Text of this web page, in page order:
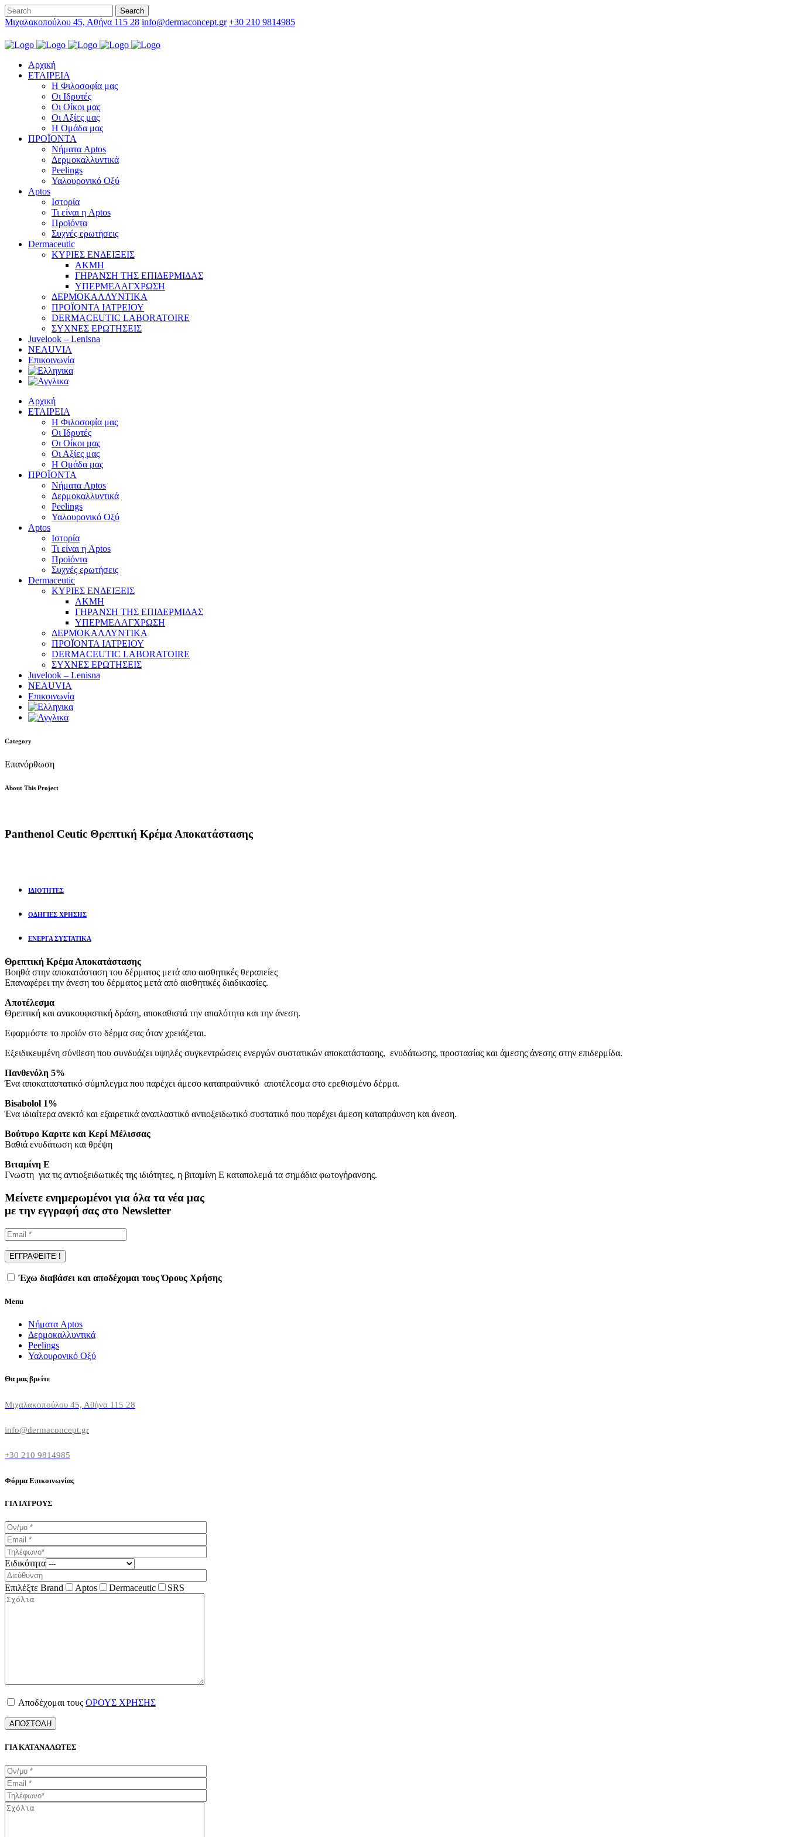
Μιχαλακοπούλου 45, Αθήνα 115 28 info@dermaconcept.gr +30 210 9814985
Αρχική
ΕΤΑΙΡΕΙΑ
Η Φιλοσοφία μας
Οι Ιδρυτές
Οι Οίκοι μας
Οι Αξίες μας
Η Ομάδα μας
ΠΡΟΪΟΝΤΑ
Νήματα Aptos
Δερμοκαλλυντικά
Peelings
Υαλουρονικό Οξύ
Aptos
Ιστορία
Τι είναι η Aptos
Προϊόντα
Συχνές ερωτήσεις
Dermaceutic
ΚΥΡΙΕΣ ΕΝΔΕΙΞΕΙΣ
ΑΚΜΗ
ΓΗΡΑΝΣΗ ΤΗΣ ΕΠΙΔΕΡΜΙΔΑΣ
ΥΠΕΡΜΕΛΑΓΧΡΩΣΗ
ΔΕΡΜΟΚΑΛΛΥΝΤΙΚΑ
ΠΡΟΪΟΝΤΑ ΙΑΤΡΕΙΟΥ
DERMACEUTIC LABORATOIRE
ΣΥΧΝΕΣ ΕΡΩΤΗΣΕΙΣ
Juvelook – Lenisna
NEAUVIA
Επικοινωνία
Αρχική
ΕΤΑΙΡΕΙΑ
Η Φιλοσοφία μας
Οι Ιδρυτές
Οι Οίκοι μας
Οι Αξίες μας
Η Ομάδα μας
ΠΡΟΪΟΝΤΑ
Νήματα Aptos
Δερμοκαλλυντικά
Peelings
Υαλουρονικό Οξύ
Aptos
Ιστορία
Τι είναι η Aptos
Προϊόντα
Συχνές ερωτήσεις
Dermaceutic
ΚΥΡΙΕΣ ΕΝΔΕΙΞΕΙΣ
ΑΚΜΗ
ΓΗΡΑΝΣΗ ΤΗΣ ΕΠΙΔΕΡΜΙΔΑΣ
ΥΠΕΡΜΕΛΑΓΧΡΩΣΗ
ΔΕΡΜΟΚΑΛΛΥΝΤΙΚΑ
ΠΡΟΪΟΝΤΑ ΙΑΤΡΕΙΟΥ
DERMACEUTIC LABORATOIRE
ΣΥΧΝΕΣ ΕΡΩΤΗΣΕΙΣ
Juvelook – Lenisna
NEAUVIA
Επικοινωνία
Category
Επανόρθωση
About This Project
Panthenol Ceutic Θρεπτική Κρέμα Αποκατάστασης
ΙΔΙΟΤΗΤΕΣ
ΟΔΗΓΙΕΣ ΧΡΗΣΗΣ
ΕΝΕΡΓΑ ΣΥΣΤΑΤΙΚΑ
Θρεπτική Κρέμα Αποκατάστασης
Βοηθά στην αποκατάσταση του δέρματος μετά απο αισθητικές θεραπείες
Επαναφέρει την άνεση του δέρματος μετά από αισθητικές διαδικασίες.
Αποτέλεσμα
Θρεπτική και ανακουφιστική δράση, αποκαθιστά την απαλότητα και την άνεση.
Εφαρμόστε το προϊόν στο δέρμα σας όταν χρειάζεται.
Εξειδικευμένη σύνθεση που συνδυάζει υψηλές συγκεντρώσεις ενεργών συστατικών αποκατάστασης, ενυδάτωσης, προστασίας και άμεσης άνεσης στην επιδερμίδα.
Πανθενόλη 5%
Ένα αποκαταστατικό σύμπλεγμα που παρέχει άμεσο καταπραϋντικό αποτέλεσμα στο ερεθισμένο δέρμα.
Bisabolol 1%
Ένα ιδιαίτερα ανεκτό και εξαιρετικά αναπλαστικό αντιοξειδωτικό συστατικό που παρέχει άμεση καταπράυνση και άνεση.
Βούτυρο Καριτε και Κερί Μέλισσας
Βαθιά ενυδάτωση και θρέψη
Βιταμίνη Ε
Γνωστη για τις αντιοξειδωτικές της ιδιότητες, η βιταμίνη Ε καταπολεμά τα σημάδια φωτογήρανσης.
Μείνετε ενημερωμένοι για όλα τα νέα μας
με την εγγραφή σας στο Newsletter
Έχω διαβάσει και αποδέχομαι τους Όρους Χρήσης
Menu
Νήματα Aptos
Δερμοκαλλυντικά
Peelings
Υαλουρονικό Οξύ
Θα μας βρείτε
Μιχαλακοπούλου 45, Αθήνα 115 28
info@dermaconcept.gr
+30 210 9814985
Φόρμα Επικοινωνίας
ΓΙΑ ΙΑΤΡΟΥΣ
Ειδικότητα
Επιλέξτε Brand Aptos Dermaceutic SRS
Αποδέχομαι τους ΟΡΟΥΣ ΧΡΗΣΗΣ
ΓΙΑ ΚΑΤΑΝΑΛΩΤΕΣ